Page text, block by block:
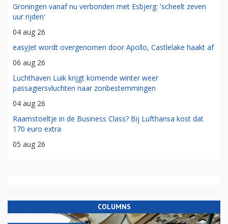
Groningen vanaf nu verbonden met Esbjerg: 'scheelt zeven
uur rijden'
04 aug 26
easyJet wordt overgenomen door Apollo, Castlelake haakt af
06 aug 26
Luchthaven Luik krijgt komende winter weer
passagiersvluchten naar zonbestemmingen
04 aug 26
Raamstoeltje in de Business Class? Bij Lufthansa kost dat
170 euro extra
05 aug 26
COLUMNS